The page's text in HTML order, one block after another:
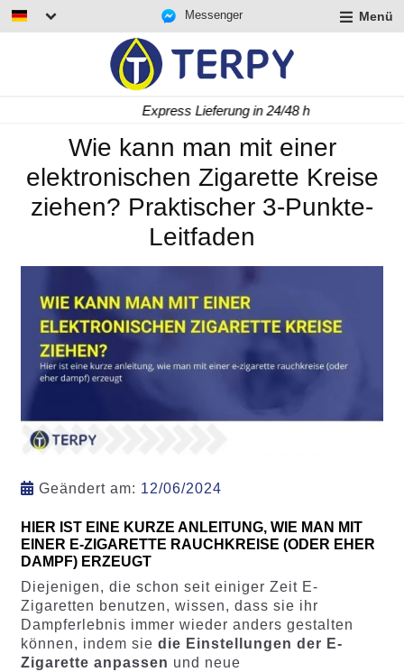
Messenger Menü
Express Lieferung in 24/48 h
Wie kann man mit einer
elektronischen Zigarette Kreise
ziehen? Praktischer 3-Punkte-
Leitfaden
Geändert am: 12/06/2024
HIER IST EINE KURZE ANLEITUNG, WIE MAN MIT
EINER E-ZIGARETTE RAUCHKREISE (ODER EHER
DAMPF) ERZEUGT
Diejenigen, die schon seit einiger Zeit E-
Zigaretten benutzen, wissen, dass sie ihr
Dampferlebnis immer wieder anders gestalten
können, indem sie die Einstellungen der E-
Zigarette anpassen und neue